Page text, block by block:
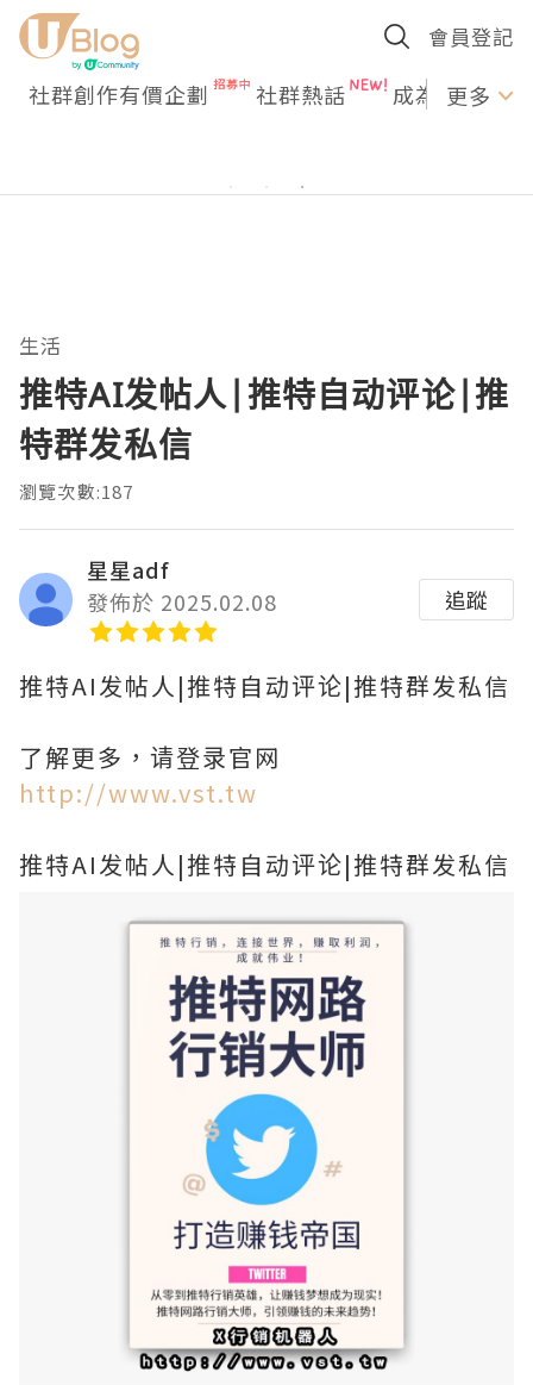
會員登記
社群創作有價企劃 社群熱話 成為U更多
生活
推特AI发帖人|推特自动评论|推
特群发私信
瀏覽次數:187
星星adf
發佈於 2025.02.08
追蹤
推特AI发帖人|推特自动评论|推特群发私信
了解更多，请登录官网
http://www.vst.tw
推特AI发帖人|推特自动评论|推特群发私信